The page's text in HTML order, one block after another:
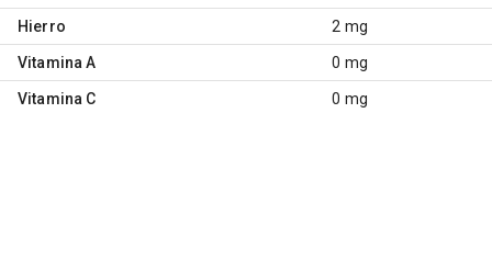
Hierro 2 mg
Vitamina A 0 mg
Vitamina C 0 mg